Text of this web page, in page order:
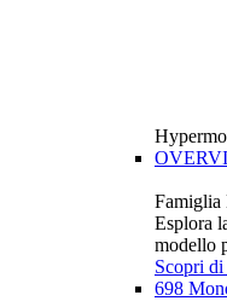
Famiglia
Esplora
modello
Scopri di
698